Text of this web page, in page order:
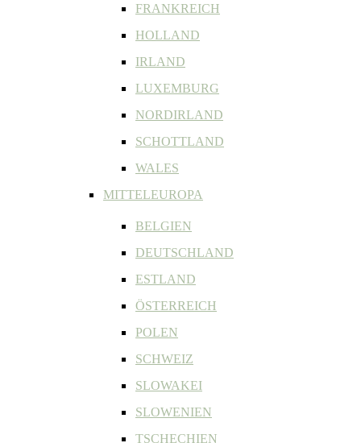
FRANKREICH
HOLLAND
IRLAND
LUXEMBURG
NORDIRLAND
SCHOTTLAND
WALES
MITTELEUROPA
BELGIEN
DEUTSCHLAND
ESTLAND
ÖSTERREICH
POLEN
SCHWEIZ
SLOWAKEI
SLOWENIEN
TSCHECHIEN